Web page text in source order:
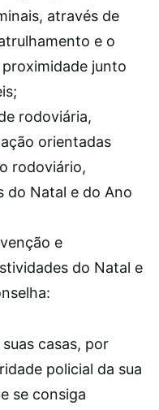
através de
e o
junto
rodoviária,
orientadas
rodoviário,
do Natal e do Ano
e
do Natal e
casas, por
policial da sua
se consiga